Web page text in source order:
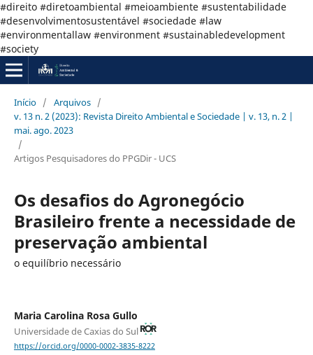
#direito #diretoambiental #meioambiente #sustentabilidade
#desenvolvimentosustentável #sociedade #law
#environmentallaw #environment #sustainabledevelopment
#society
Início / Arquivos /
v. 13 n. 2 (2023): Revista Direito Ambiental e Sociedade | v. 13, n. 2 |
mai. ago. 2023
/
Artigos Pesquisadores do PPGDir - UCS
Os desafios do Agronegócio
Brasileiro frente a necessidade de
preservação ambiental
o equilíbrio necessário
Maria Carolina Rosa Gullo
Universidade de Caxias do Sul
https://orcid.org/0000-0002-3835-8222